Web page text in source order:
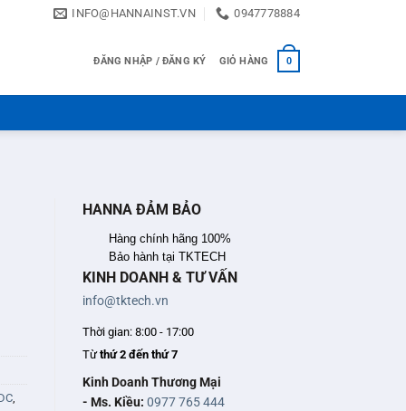
INFO@HANNAINST.VN 0947778884
ĐĂNG NHẬP / ĐĂNG KÝ GIỎ HÀNG 0
HANNA ĐẢM BẢO
Hàng chính hãng 100%
Bảo hành tại TKTECH
KINH DOANH & TƯ VẤN
info@tktech.vn
Thời gian: 8:00 - 17:00
Từthứ 2 đến thứ 7
Kinh Doanh Thương Mại
- Ms. Kiều: 0977 765 444